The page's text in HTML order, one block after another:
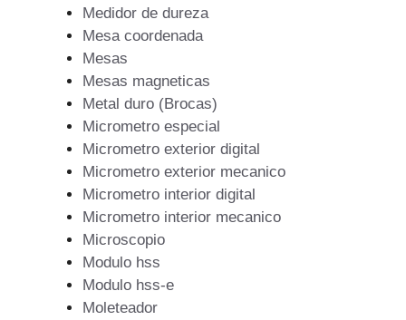
Medidor de dureza
Mesa coordenada
Mesas
Mesas magneticas
Metal duro (Brocas)
Micrometro especial
Micrometro exterior digital
Micrometro exterior mecanico
Micrometro interior digital
Micrometro interior mecanico
Microscopio
Modulo hss
Modulo hss-e
Moleteador